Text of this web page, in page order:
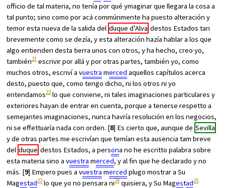
officio de tal materia, no tenía por qué ymaginar que llegara la cosa a
tal punto; sino como por acá commúnmente ha puesto alteración y
temor esta nueva de la salida del duque d’Alva destos Estados tan
brevemente como se dezía, y esta alteración hazía hablar a los que
algo entienden desta tierra unos con otros, y ha hecho, creo yo,
también21escrivir por allá y por otras partes, también yo, como
muchos otros, escriví a vuestra merced aquellos capítulos acerca
desto, puesto que, como tengo dicho, ni los otros ni yo
entendamos22lo que conviene, ni tales imaginaciones particulares y
exteriores hayan de entrar en cuenta, porque a tenerse respetto a
semejantes imaginaciones, nunca havría resolución en los negocios,
ni se effettuaría nada con orden. [8] Es cierto que, aunque de Sevilla
y de otras partes me escrivían que temían esta ausencia tam breve
del duque destos Estados, a persona no he escritto palabra sobre
esta materia sino a vuestra merced, y al fin que he declarado y no
más. [9] Empero pues a vuestra merced plugo mostrar a Su
Magestad23lo que yo no pensara ni24quisiera, y Su Magestad25